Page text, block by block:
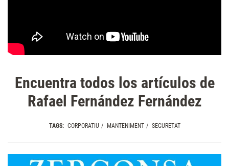
Encuentra todos los artículos de
Rafael Fernández Fernández
TAGS: CORPORATIU / MANTENIMENT / SEGURETAT